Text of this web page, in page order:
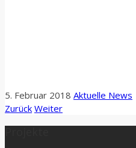
5. Februar 2018 Aktuelle News
Zurück Weiter